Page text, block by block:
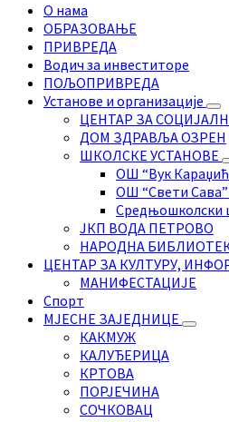
О нама
ОБРАЗОВАЊЕ
ПРИВРЕДА
Водич за инвеститоре
ПОЉОПРИВРЕДА
Установе и организације
ЦЕНТАР ЗА
ДОМ ЗДРАВЉА ОЗРЕН
ШКОЛСКЕ УСТАНОВЕ
ОШ “Вук
ОШ “Свети
Средњошколски
ЈКП ВОДА ПЕТРОВО
НАРОДНА
ЦЕНТАР ЗА КУЛТУРУ,
МАНИФЕСТАЦИЈЕ
Спорт
МЈЕСНЕ ЗАЈЕДНИЦЕ
КАКМУЖ
КАЛУЂЕРИЦА
КРТОВА
ПОРЈЕЧИНА
СОЧКОВАЦ